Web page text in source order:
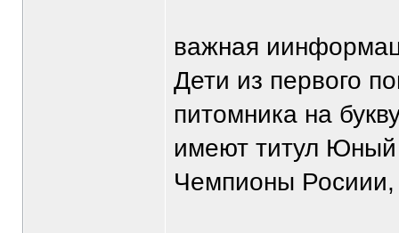
важная
Дети из первого
питомника на
имеют титул
Чемпионы Росиии,